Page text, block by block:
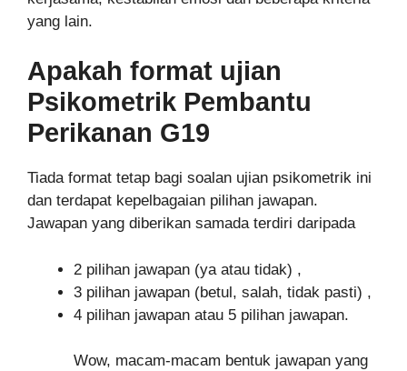
yang lain.
Apakah format ujian
Psikometrik Pembantu
Perikanan G19
Tiada format tetap bagi soalan ujian psikometrik ini
dan terdapat kepelbagaian pilihan jawapan.
Jawapan yang diberikan samada terdiri daripada
2 pilihan jawapan (ya atau tidak) ,
3 pilihan jawapan (betul, salah, tidak pasti) ,
4 pilihan jawapan atau 5 pilihan jawapan.
Wow, macam-macam bentuk jawapan yang